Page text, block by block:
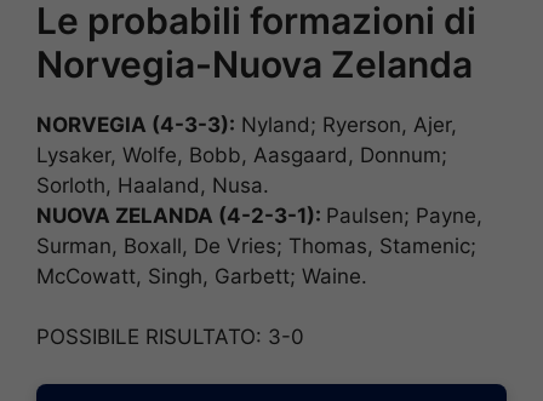
Le probabili formazioni di
Norvegia-Nuova Zelanda
NORVEGIA (4-3-3): Nyland; Ryerson, Ajer,
Lysaker, Wolfe, Bobb, Aasgaard, Donnum;
Sorloth, Haaland, Nusa.
NUOVA ZELANDA (4-2-3-1): Paulsen; Payne,
Surman, Boxall, De Vries; Thomas, Stamenic;
McCowatt, Singh, Garbett; Waine.
POSSIBILE RISULTATO: 3-0